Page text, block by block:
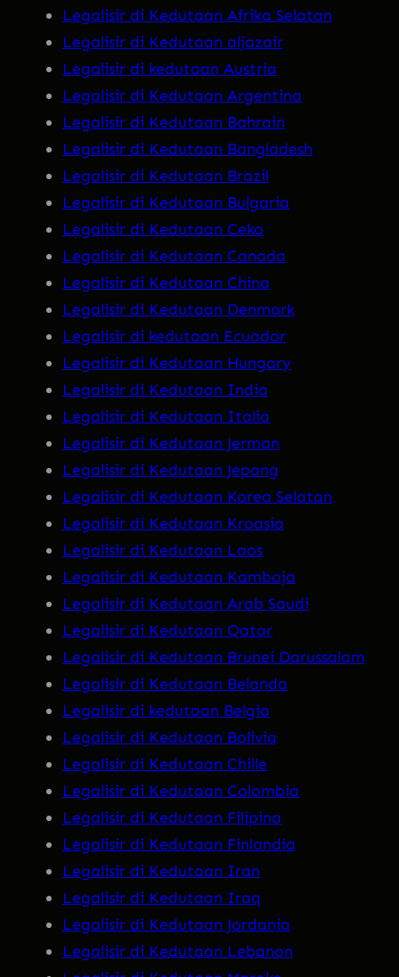
Legalisir di Kedutaan Afrika Selatan
Legalisir di Kedutaan aljazair
Legalisir di kedutaan Austria
Legalisir di Kedutaan Argentina
Legalisir di Kedutaan Bahrain
Legalisir di Kedutaan Bangladesh
Legalisir di Kedutaan Brazil
Legalisir di Kedutaan Bulgaria
Legalisir di Kedutaan Ceko
Legalisir di Kedutaan Canada
Legalisir di Kedutaan China
Legalisir di Kedutaan Denmark
Legalisir di kedutaan Ecuador
Legalisir di Kedutaan Hungary
Legalisir di Kedutaan India
Legalisir di Kedutaan Italia
Legalisir di Kedutaan Jerman
Legalisir di Kedutaan Jepang
Legalisir di Kedutaan Korea Selatan
Legalisir di Kedutaan Kroasia
Legalisir di Kedutaan Laos
Legalisir di Kedutaan Kamboja
Legalisir di Kedutaan Arab Saudi
Legalisir di Kedutaan Qatar
Legalisir di Kedutaan Brunei Darussalam
Legalisir di Kedutaan Belanda
Legalisir di kedutaan Belgia
Legalisir di Kedutaan Bolivia
Legalisir di Kedutaan Chille
Legalisir di Kedutaan Colombia
Legalisir di Kedutaan Filipina
Legalisir di Kedutaan Finlandia
Legalisir di Kedutaan Iran
Legalisir di Kedutaan Iraq
Legalisir di Kedutaan Jordania
Legalisir di Kedutaan Lebanon